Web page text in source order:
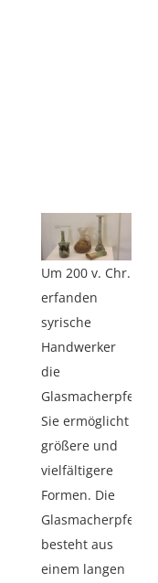
Um 200 v. Chr.
erfanden
syrische
Handwerker
die
Glasmacherpfeife.
Sie ermöglicht
größere und
vielfältigere
Formen. Die
Glasmacherpfeife
besteht aus
einem langen